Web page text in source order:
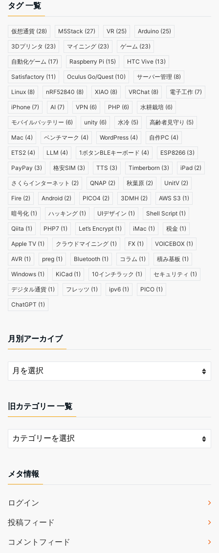
タグ 一覧
仮想通貨 (28) M5Stack (27) VR (25) Arduino (25)
3Dプリンタ (23) マイニング (23) ゲーム (23)
自動化ゲーム (17) Raspberry Pi (15) HTC Vive (13)
Satisfactory (11) Oculus Go/Quest (10) サーバー管理 (8)
Linux (8) nRF52840 (8) XIAO (8) VRChat (8) 電子工作 (7)
iPhone (7) AI (7) VPN (6) PHP (6) 水耕栽培 (6)
モバイルバッテリー (6) unity (6) 水冷 (5) 高齢者見守り (5)
Mac (4) ベンチマーク (4) WordPress (4) 自作PC (4)
ETS2 (4) LLM (4) 1ボタンBLEキーボード (4) ESP8266 (3)
PayPay (3) 格安SIM (3) TTS (3) Timberborn (3) iPad (2)
さくらインターネット (2) QNAP (2) 秋葉原 (2) UnitV (2)
Fire (2) Android (2) PICO4 (2) 3DMH (2) AWS S3 (1)
暗号化 (1) ハッキング (1) UIデザイン (1) Shell Script (1)
Qiita (1) PHP7 (1) Let’s Encrypt (1) iMac (1) 税金 (1)
Apple TV (1) クラウドマイニング (1) FX (1) VOICEBOX (1)
AVR (1) preg (1) Bluetooth (1) コラム (1) 積み基板 (1)
Windows (1) KiCad (1) 10インチラック (1) セキュリティ (1)
デジタル通貨 (1) フレッツ (1) ipv6 (1) PICO (1)
ChatGPT (1)
月別アーカイブ
旧カテゴリー 一覧
メタ情報
ログイン
投稿フィード
コメントフィード